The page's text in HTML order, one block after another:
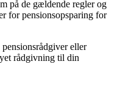
på de gældende regler og
for pensionsopsparing for
eller
rådgivning til din